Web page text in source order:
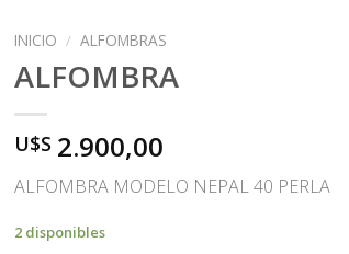
INICIO / ALFOMBRAS
ALFOMBRA
U$S 2.900,00
ALFOMBRA MODELO NEPAL 40 PERLA
2 disponibles